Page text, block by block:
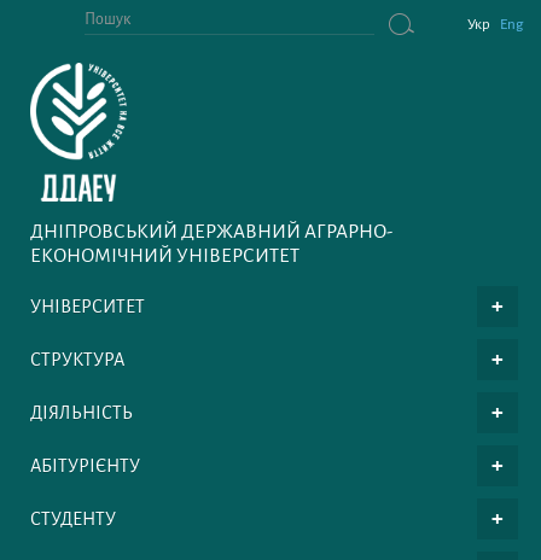
Укр Eng
ДНІПРОВСЬКИЙ ДЕРЖАВНИЙ АГРАРНО-
ЕКОНОМІЧНИЙ УНІВЕРСИТЕТ
УНІВЕРСИТЕТ
СТРУКТУРА
ДІЯЛЬНІСТЬ
АБІТУРІЄНТУ
СТУДЕНТУ